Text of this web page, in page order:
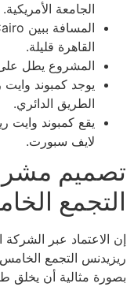
الجامعة الأمريكية.
القاهرة قليلة.
المشروع يطل
يوجد كمبوند
الطريق الدائري.
يقع كمبوند وايت
لايف سبورت.
تصميم
التجمع
إن الاعتماد عبر
بصورة مثالية أن يخلق